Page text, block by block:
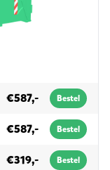
€587,- Bestel
€587,- Bestel
€319,- Bestel